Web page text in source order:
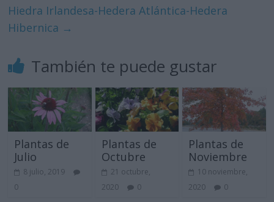
Hiedra Irlandesa-Hedera Atlántica-Hedera
Hibernica →
También te puede gustar
Plantas de
Julio
8 julio, 2019
0
Plantas de
Octubre
21 octubre,
2020
0
Plantas de
Noviembre
10 noviembre,
2020
0